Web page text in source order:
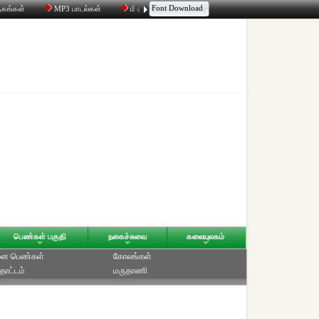
MP3 பாடல்கள் மின்னஞ்சல் திரட்டி உரையாடல்
Font Download
பெண்கள் பகுதி நகைச்சுவை கலையுலகம்
பெண்கள்
கோலங்கள்
மருதாணி